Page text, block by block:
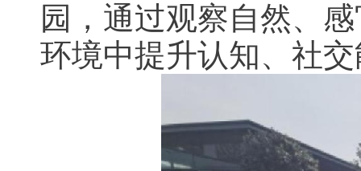
园，通过观察自然、
环境中提升认知、社